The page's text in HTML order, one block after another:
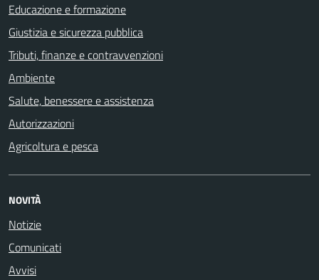
Educazione e formazione
Giustizia e sicurezza pubblica
Tributi, finanze e contravvenzioni
Ambiente
Salute, benessere e assistenza
Autorizzazioni
Agricoltura e pesca
NOVITÀ
Notizie
Comunicati
Avvisi